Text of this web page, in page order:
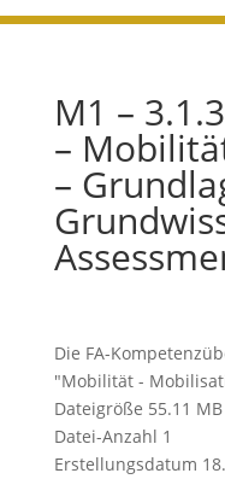
M1 –
–
–
Die FA-
"Mobilität -
Dateigröße 55.11 MB
Datei-Anzahl 1
Erstellungsdatum